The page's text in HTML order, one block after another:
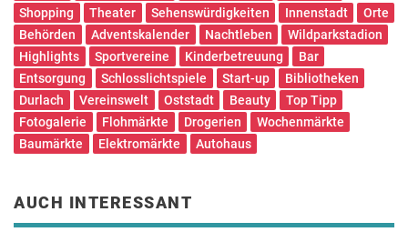
Shopping
Theater Sehenswürdigkeiten Innenstadt
Orte
Behörden
Adventskalender Nachtleben
Wildparkstadion
Highlights
Sportvereine Kinderbetreuung
Bar
Entsorgung
Schlosslichtspiele Start-up
Bibliotheken
Durlach
Vereinswelt Oststadt Beauty
Top Tipp
Fotogalerie
Flohmärkte Drogerien
Wochenmärkte
Baumärkte
Elektromärkte Autohaus
AUCH INTERESSANT